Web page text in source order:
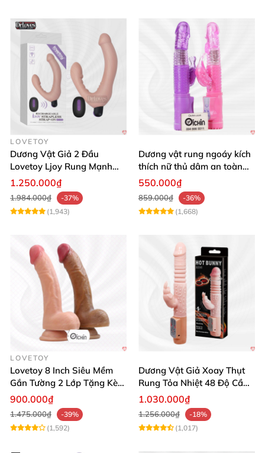
LOVETOY
Dương Vật Giả 2 Đầu
Lovetoy Ljoy Rung Mạnh
ĐKTX Hút Sâu
1.250.000₫
1.984.000₫
-37%
(1,943)
Dương vật rung ngoáy kích
thích nữ thủ dâm an toàn
cao cấp
550.000₫
859.000₫
-36%
(1,668)
LOVETOY
Lovetoy 8 Inch Siêu Mềm
Gắn Tường 2 Lớp Tặng Kèm
Dầu Massage
900.000₫
1.475.000₫
-39%
(1,592)
Dương Vật Giả Xoay Thụt
Rung Tỏa Nhiệt 48 Độ Cầm
Tay Hot Bunny
1.030.000₫
1.256.000₫
-18%
(1,017)